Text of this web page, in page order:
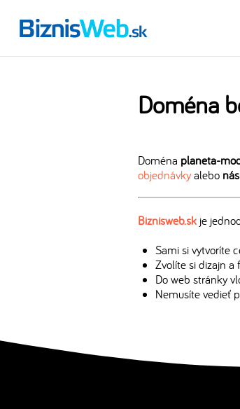
Doména
Doména planeta-
objednávkyalebo
Biznisweb.sk je
Sami si vytvoríte
Zvolíte si dizajn
Do web stránky
Nemusíte vedieť